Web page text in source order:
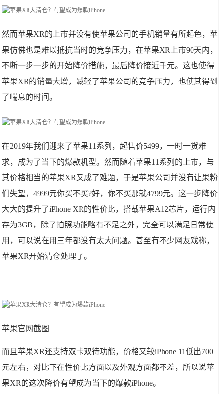
然而苹果XR的上市并没有使苹果公司的手机销量有所起色，苹
果仿佛也是难以抵抗当时的竞争压力，在苹果XR上市90天内，
不断一步一步的开始降价措施，最后降价接近千元。这也使得
苹果XR的销量大增，减轻了苹果公司的竞争压力，也使其得到
了喘息的时间。
在2019年我们迎来了苹果11系列，起售价5499，一时一货难
求，成为了当下的爆款机型。然而随着苹果11系列的上市，与
其价格相当的苹果XR又成了难题，于是苹果公司并没有让果粉
们失望，4999元你买不买?好，你不买那就4799元。这一步降价
大大的提升了iPhone XR的性价比，搭载苹果A12芯片，运行内
存为3GB，除了拍照功能略有不足之外，完全可以满足日常使
用，可以说在用三年都没有太大问题。甚至有不少网友戏称，
苹果XR开始清仓处理了。
苹果官网截图
而且苹果XR还支持双卡双待功能，价格又较iPhone 11低出700
元左右，对比下在性价比方面以及外观方面都不差，所以说苹
果XR的这次降价有望成为当下的爆款iPhone。